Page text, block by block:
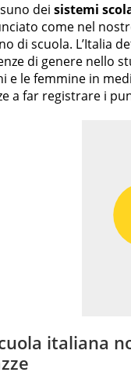
dei sistemi
come nel
di scuola. L’Italia
di genere nello
e le femmine in
a far registrare i
italiana